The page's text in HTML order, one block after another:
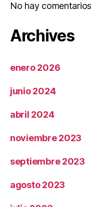
No hay
Archives
enero 2026
junio 2024
abril 2024
noviembre 2023
septiembre 2023
agosto 2023